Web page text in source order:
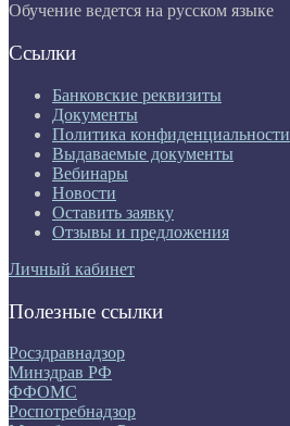
Обучение ведется на русском языке
Ссылки
Банковские реквизиты
Документы
Политика конфиденциальности
Выдаваемые документы
Вебинары
Новости
Оставить заявку
Отзывы и предложения
Личный кабинет
Полезные ссылки
Росздравнадзор
Минздрав РФ
ФФОМС
Роспотребнадзор